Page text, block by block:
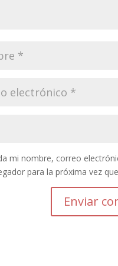
mi nombre, correo
para la próxima vez